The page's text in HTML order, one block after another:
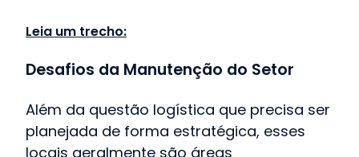
Leia um trecho:
Desafios da Manutenção do Setor
Além da questão logística que precisa ser
planejada de forma estratégica, esses
locais geralmente são áreas